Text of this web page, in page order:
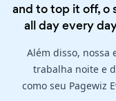
and to top it off, o
all day every
Além disso, nossa
trabalha noite e
como seu Pagewiz